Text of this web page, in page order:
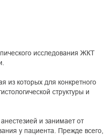
исследования ЖКТ
из которых для конкретного
структуры и
и занимает от
у пациента. Прежде всего,